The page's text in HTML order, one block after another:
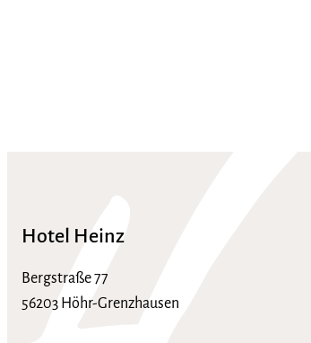
Hotel Heinz
Bergstraße 77
56203 Höhr-Grenzhausen